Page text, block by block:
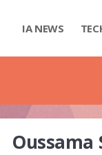
IA NEWS
Oussama